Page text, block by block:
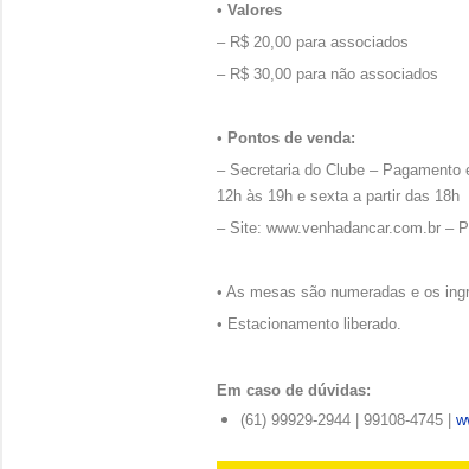
• Valores
– R$ 20,00 para associados
– R$ 30,00 para não associados
• Pontos de venda:
– Secretaria do Clube – Pagamento
12h às 19h e sexta a partir das 18h
– Site: www.venhadancar.com.br –
• As mesas são numeradas e os
• Estacionamento liberado.
Em caso de dúvidas:
(61) 99929-2944 | 99108-4745 |